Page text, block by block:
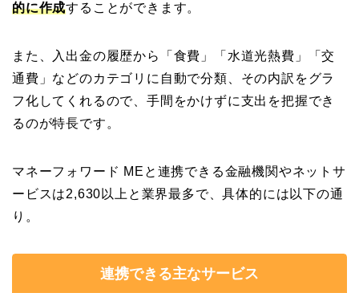
的に作成することができます。
また、入出金の履歴から「食費」「水道光熱費」「交
通費」などのカテゴリに自動で分類、その内訳をグラ
フ化してくれるので、手間をかけずに支出を把握でき
るのが特長です。
マネーフォワード MEと連携できる金融機関やネットサ
ービスは2,630以上と業界最多で、具体的には以下の通
り。
連携できる主なサービス